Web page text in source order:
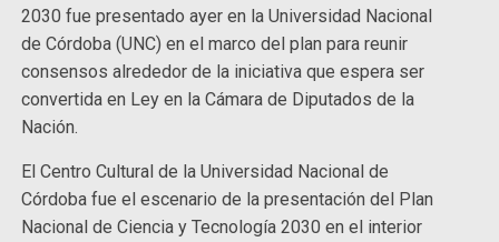
2030 fue presentado ayer en la Universidad Nacional
de Córdoba (UNC) en el marco del plan para reunir
consensos alrededor de la iniciativa que espera ser
convertida en Ley en la Cámara de Diputados de la
Nación.
El Centro Cultural de la Universidad Nacional de
Córdoba fue el escenario de la presentación del Plan
Nacional de Ciencia y Tecnología 2030 en el interior